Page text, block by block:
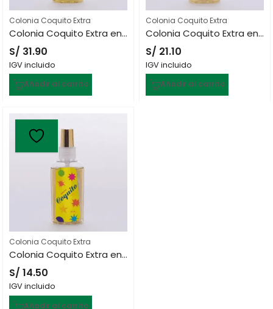
Colonia Coquito Extra
Colonia Coquito Extra en Spray de 240 mL
S/ 31.90
IGV incluido
Añadir al carrito
Colonia Coquito Extra
Colonia Coquito Extra en Spray de 120 mL
S/ 21.10
IGV incluido
Añadir al carrito
Colonia Coquito Extra
Colonia Coquito Extra en Spray de 60 mL
S/ 14.50
IGV incluido
Añadir al carrito